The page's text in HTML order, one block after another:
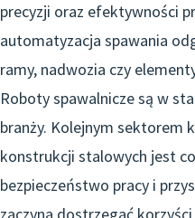
precyzji oraz efektywności
automatyzacja spawania
ramy, nadwozia czy
Roboty spawalnicze są w
branży. Kolejnym sektorem
konstrukcji stalowych jest
bezpieczeństwo pracy i